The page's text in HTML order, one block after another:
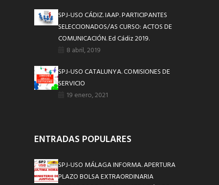
SPJ-USO CÁDIZ. IAAP. PARTICIPANTES
SELECCIONADOS/AS CURSO: ACTOS DE
COMUNICACIÓN. Ed Cádiz 2019.
8 abril, 2019
SPJ-USO CATALUNYA. COMISIONES DE
SERVICIO
19 enero, 2021
ENTRADAS POPULARES
SPJ-USO MÁLAGA INFORMA. APERTURA
PLAZO BOLSA EXTRAORDINARIA